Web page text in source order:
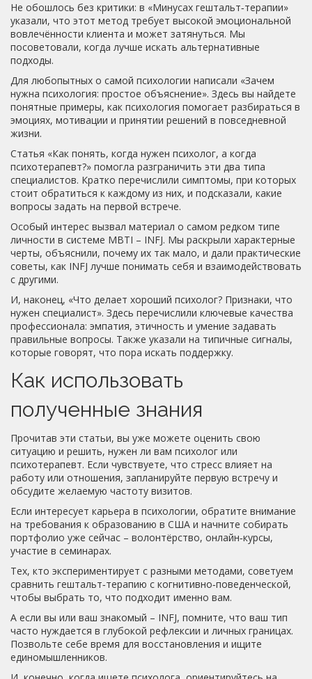
Не обошлось без критики: в «Минусах гештальт‑терапии»
указали, что этот метод требует высокой эмоциональной
вовлечённости клиента и может затянуться. Мы
посоветовали, когда лучше искать альтернативные
подходы.
Для любопытных о самой психологии написали «Зачем
нужна психология: простое объяснение». Здесь вы найдете
понятные примеры, как психология помогает разбираться в
эмоциях, мотивации и принятии решений в повседневной
жизни.
Статья «Как понять, когда нужен психолог, а когда
психотерапевт?» помогла разграничить эти два типа
специалистов. Кратко перечислили симптомы, при которых
стоит обратиться к каждому из них, и подсказали, какие
вопросы задать на первой встрече.
Особый интерес вызвал материал о самом редком типе
личности в системе MBTI – INFJ. Мы раскрыли характерные
черты, объяснили, почему их так мало, и дали практические
советы, как INFJ лучше понимать себя и взаимодействовать
с другими.
И, наконец, «Что делает хороший психолог? Признаки, что
нужен специалист». Здесь перечислили ключевые качества
профессионала: эмпатия, этичность и умение задавать
правильные вопросы. Также указали на типичные сигналы,
которые говорят, что пора искать поддержку.
Как использовать
полученные знания
Прочитав эти статьи, вы уже можете оценить свою
ситуацию и решить, нужен ли вам психолог или
психотерапевт. Если чувствуете, что стресс влияет на
работу или отношения, запланируйте первую встречу и
обсудите желаемую частоту визитов.
Если интересует карьера в психологии, обратите внимание
на требования к образованию в США и начните собирать
портфолио уже сейчас – волонтёрство, онлайн‑курсы,
участие в семинарах.
Тех, кто экспериментирует с разными методами, советуем
сравнить гештальт‑терапию с когнитивно‑поведенческой,
чтобы выбрать то, что подходит именно вам.
А если вы или ваш знакомый – INFJ, помните, что ваш тип
часто нуждается в глубокой рефлексии и личных границах.
Позвольте себе время для восстановления и ищите
единомышленников.